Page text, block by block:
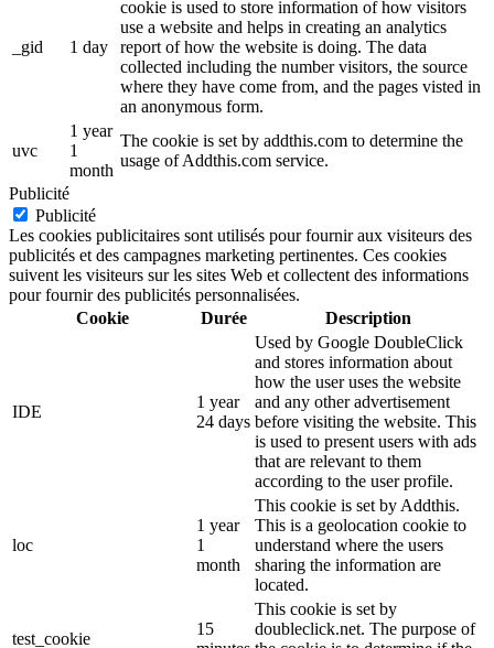
_gid 1 day
cookie is used to store information of how visitors
use a website and helps in creating an analytics
report of how the website is doing. The data
collected including the number visitors, the source
where they have come from, and the pages visted in
an anonymous form.
uvc
1 year
1
month
The cookie is set by addthis.com to determine the
usage of Addthis.com service.
Publicité
Publicité
Les cookies publicitaires sont utilisés pour fournir aux visiteurs des
publicités et des campagnes marketing pertinentes. Ces cookies
suivent les visiteurs sur les sites Web et collectent des informations
pour fournir des publicités personnalisées.
Cookie
Durée Description
IDE
1 year
24 days
Used by Google DoubleClick
and stores information about
how the user uses the website
and any other advertisement
before visiting the website. This
is used to present users with ads
that are relevant to them
according to the user profile.
loc
1 year
1
month
This cookie is set by Addthis.
This is a geolocation cookie to
understand where the users
sharing the information are
located.
test_cookie
15
This cookie is set by
doubleclick.net. The purpose of